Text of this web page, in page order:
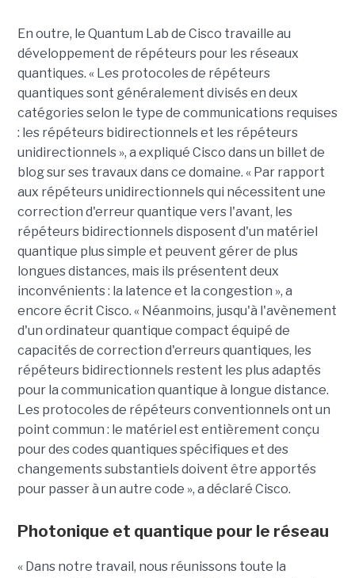
En outre, le Quantum Lab de Cisco travaille au
développement de répéteurs pour les réseaux
quantiques. « Les protocoles de répéteurs
quantiques sont généralement divisés en deux
catégories selon le type de communications requises
: les répéteurs bidirectionnels et les répéteurs
unidirectionnels », a expliqué Cisco dans un billet de
blog sur ses travaux dans ce domaine. « Par rapport
aux répéteurs unidirectionnels qui nécessitent une
correction d'erreur quantique vers l'avant, les
répéteurs bidirectionnels disposent d'un matériel
quantique plus simple et peuvent gérer de plus
longues distances, mais ils présentent deux
inconvénients : la latence et la congestion », a
encore écrit Cisco. « Néanmoins, jusqu'à l'avènement
d'un ordinateur quantique compact équipé de
capacités de correction d'erreurs quantiques, les
répéteurs bidirectionnels restent les plus adaptés
pour la communication quantique à longue distance.
Les protocoles de répéteurs conventionnels ont un
point commun : le matériel est entièrement conçu
pour des codes quantiques spécifiques et des
changements substantiels doivent être apportés
pour passer à un autre code », a déclaré Cisco.
Photonique et quantique pour le réseau
« Dans notre travail, nous réunissons toute la